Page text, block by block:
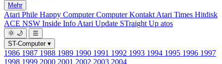
Mehr
Atari Phile Happy ComputerComputer Kontakt Atari Times Hitdisk
ACE NSW Inside Info Atari Update STraight Up atos
🌞 🌙
☰
ST-Computer ▾
1986 1987 1988 1989 1990 1991 1992 1993 1994 1995 1996 1997
1998 1999 2000 2001 2002 2003 2004